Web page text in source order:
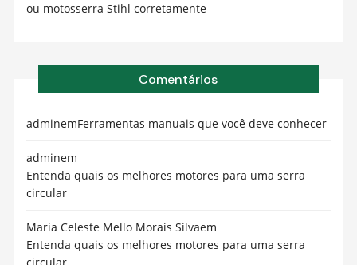
ou motosserra Stihl corretamente
Comentários
adminemFerramentas manuais que você deve conhecer
adminem
Entenda quais os melhores motores para uma serra
circular
Maria Celeste Mello Morais Silvaem
Entenda quais os melhores motores para uma serra